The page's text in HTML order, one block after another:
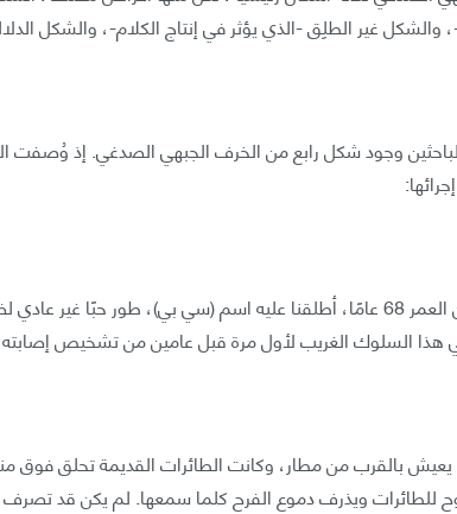
غير الطلِق -الذي يؤثر في إنتاج الكلام-، والشكل
وجود شكل رابع من الخرف الجبهي الصدغي. إذ وُصفت
رجل يبلغ من العمر 68 عامًا، أطلقنا عليه اسم (سي بي)، طور
السلوك الغريب لأول مرة قبل عامين من تشخيص
بالقرب من مطار، وكانت الطائرات القديمة تحلق فوق
للطائرات ويذرف دموع الفرح كلما سمعها. لم يكن قد تصرف